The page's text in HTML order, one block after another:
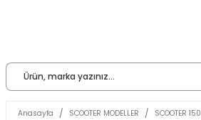
Anasayfa SCOOTER MODELLER SCOOTER 150